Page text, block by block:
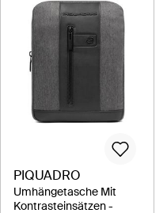
PIQUADRO
Umhängetasche Mit
Kontrasteinsätzen -